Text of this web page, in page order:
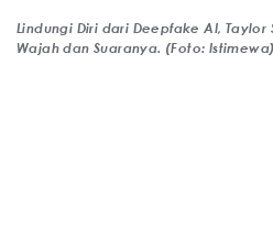
Lindungi Diri dari Deepfake AI, Taylor
Wajah dan Suaranya. (Foto: Istimewa)